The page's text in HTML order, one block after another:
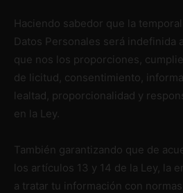
Haciendo sabedor que la
Datos Personales será indefinida
que nos los proporciones,
de licitud, consentimiento,
lealtad, proporcionalidad y
en la Ley.
También garantizando que de
los artículos 13 y 14 de la Ley, la
a tratar tu información con